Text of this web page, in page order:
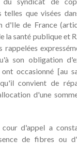
telles que visées
d'Ile de France
la santé publique et
rappelées
son obligation
occasionné [au
convient de
d'une
cour d'appel a
de fibres ou